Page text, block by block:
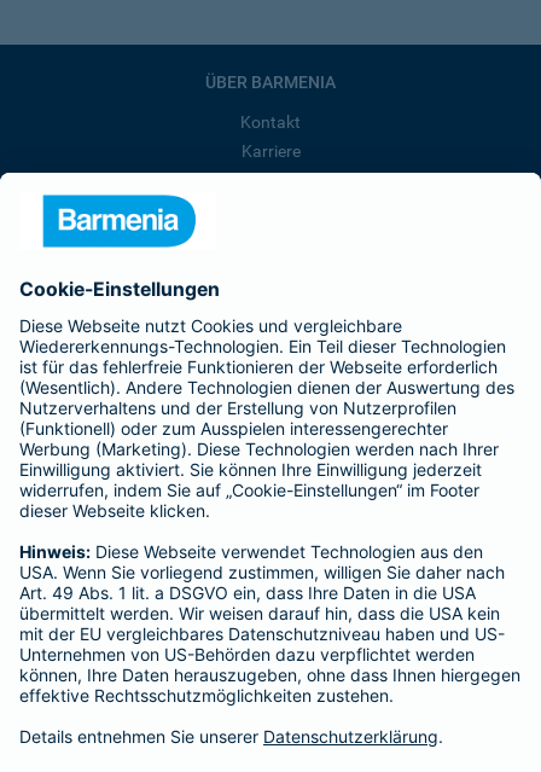
ÜBER BARMENIA
Kontakt
Karriere
Barmenia ist Teil der BarmeniaGothaer
BELIEBTE SEITEN
Kranken-Zusatzversicherung
Tierversicherungen
Haftpflichtversicherung
Hausratversicherung
Adresse ändern
Schaden melden
Kilometerstandsmeldung
Serviceübersicht